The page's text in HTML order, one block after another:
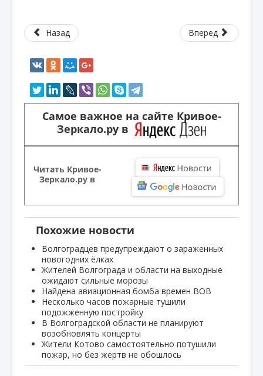
Назад Вперед
Самое важное на сайте Кривое-
Зеркало.ру в
Читать Кривое-
Зеркало.ру в
Похожие новости
Волгоградцев предупреждают о зараженных
новогодних ёлках
Жителей Волгограда и области на выходные
ожидают сильные морозы
Найдена авиационная бомба времен ВОВ
Несколько часов пожарные тушили
подожженную постройку
В Волгоградской области не планируют
возобновлять концерты
Жители Котово самостоятельно потушили
пожар, но без жертв не обошлось